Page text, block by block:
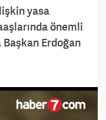
yasa
önemli
Başkan Erdoğan